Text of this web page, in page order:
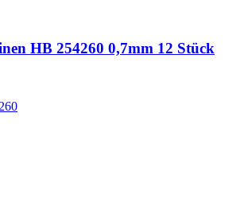
HB 254260 0,7mm 12 Stück